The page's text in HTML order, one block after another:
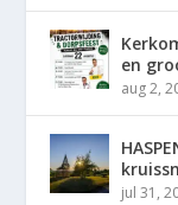
en
aug 2,
jul 31,